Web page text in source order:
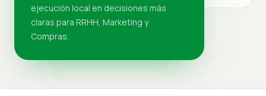
ejecución local en decisiones más
claras para RRHH, Marketing y
Compras.